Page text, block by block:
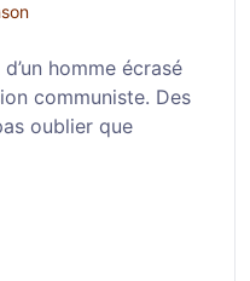
homme écrasé
communiste. Des
oublier que